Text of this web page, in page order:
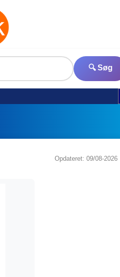
🔍 Søg
Opdateret: 09/08-2026